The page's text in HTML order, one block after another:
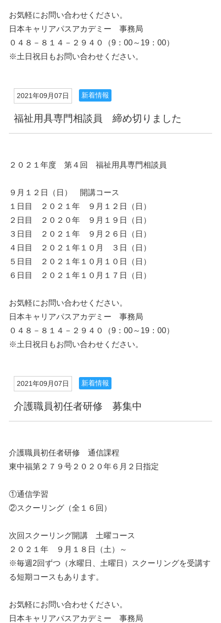
お気軽にお問い合わせください。
日本キャリアパスアカデミー 事務局
０４８－８１４－２９４０（9：00～19：00）
※土日祝日もお問い合わせください。
2021年09月07日 新着情報
福祉用具専門相談員 締め切りました
２０２１年度 第４回 福祉用具専門相談員
９月１２日（日） 開講コース
１日目 ２０２１年 ９月１２日（日）
２日目 ２０２０年 ９月１９日（日）
３日目 ２０２１年 ９月２６日（日）
４日目 ２０２１年１０月 ３日（日）
５日目 ２０２１年１０月１０日（日）
６日目 ２０２１年１０月１７日（日）
お気軽にお問い合わせください。
日本キャリアパスアカデミー 事務局
０４８－８１４－２９４０（9：00～19：00）
※土日祝日もお問い合わせください。
2021年09月07日 新着情報
介護職員初任者研修 募集中
介護職員初任者研修 通信課程
東中福第２７９号２０２０年６月２日指定
①通信学習
②スクーリング（全１６回）
次回スクーリング開講 土曜コース
２０２１年 ９月１８日（土）～
※毎週2回ずつ（水曜日、土曜日）スクーリングを受講す
る短期コースもあります。
お気軽にお問い合わせください。
日本キャリアパスアカデミー 事務局